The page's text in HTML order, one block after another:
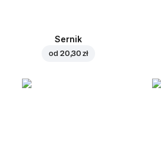
Sernik
od 20,30 zł